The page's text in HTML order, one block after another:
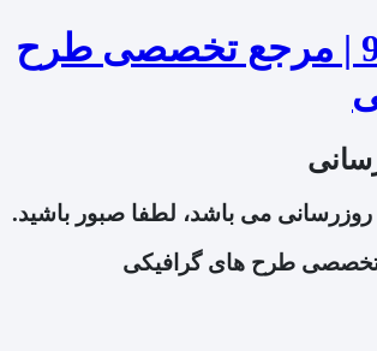
می باشد، لطفا صبور باشید.